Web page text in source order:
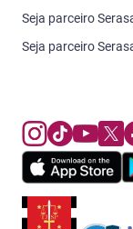
Seja parceiro
Seja parceiro